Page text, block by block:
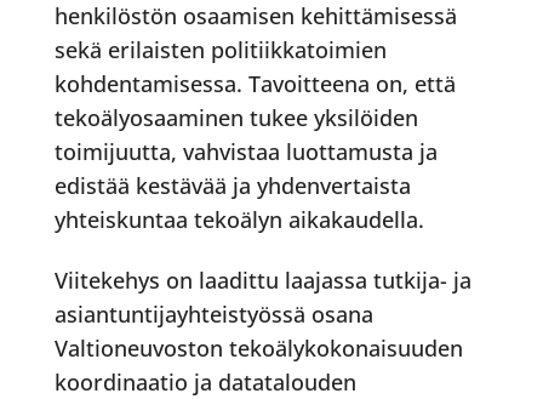
henkilöstön osaamisen kehittämisessä
sekä erilaisten politiikkatoimien
kohdentamisessa. Tavoitteena on, että
tekoälyosaaminen tukee yksilöiden
toimijuutta, vahvistaa luottamusta ja
edistää kestävää ja yhdenvertaista
yhteiskuntaa tekoälyn aikakaudella.
Viitekehys on laadittu laajassa tutkija- ja
asiantuntijayhteistyössä osana
Valtioneuvoston tekoälykokonaisuuden
koordinaatio ja datatalouden